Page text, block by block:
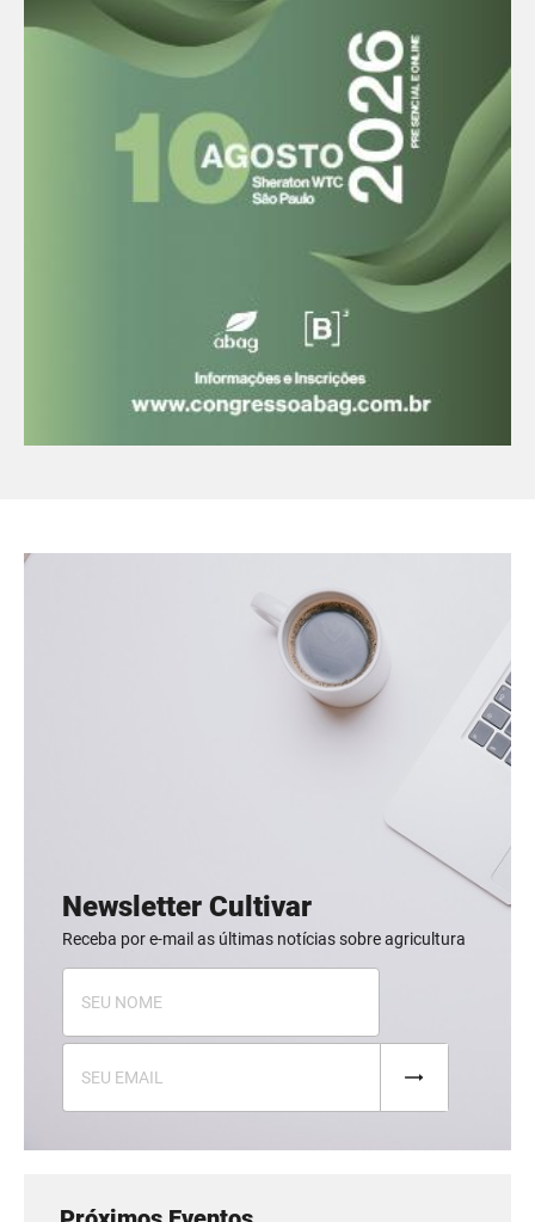
Newsletter Cultivar
Receba por e-mail as últimas notícias sobre agricultura